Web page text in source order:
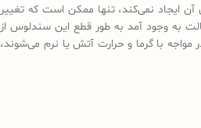
ایجاد نمی‌کند، تنها ممکن است که تغییر
به وجود آمد به طور قطع این سندلوس از
با گرما و حرارت آتش یا نرم می‌شوند،